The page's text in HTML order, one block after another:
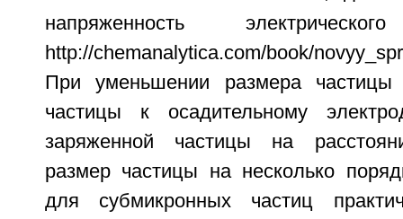
напряженность
http://chemanalytica.com/book/
При уменьшении размера частицы
частицы к осадительному
заряженной частицы на
размер частицы на несколько
для субмикронных частиц